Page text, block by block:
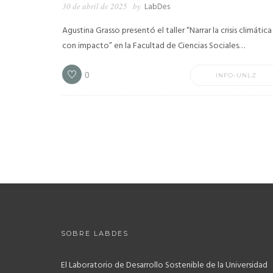
30 de abril de 2025 by LabDes
Agustina Grasso presentó el taller “Narrar la crisis climática
con impacto” en la Facultad de Ciencias Sociales…
0 INFO-UNLZ
SOBRE LABDES
El Laboratorio de Desarrollo Sostenible de la Universidad